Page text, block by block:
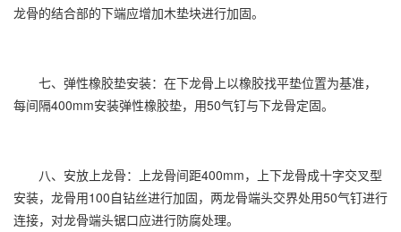
龙骨的结合部的下端应增加木垫块进行加固。
七、弹性橡胶垫安装：在下龙骨上以橡胶找平垫位置为基准，
每间隔400mm安装弹性橡胶垫，用50气钉与下龙骨定固。
八、安放上龙骨：上龙骨间距400mm，上下龙骨成十字交叉型
安装，龙骨用100自钻丝进行加固，两龙骨端头交界处用50气钉进行
连接，对龙骨端头锯口应进行防腐处理。